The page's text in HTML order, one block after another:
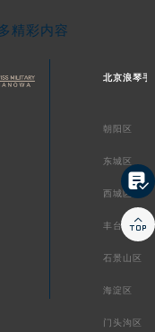
精彩内容
北京浪琴手
朝阳区
东城区
西城区
丰台区
石景山区
海淀区
门头沟区

